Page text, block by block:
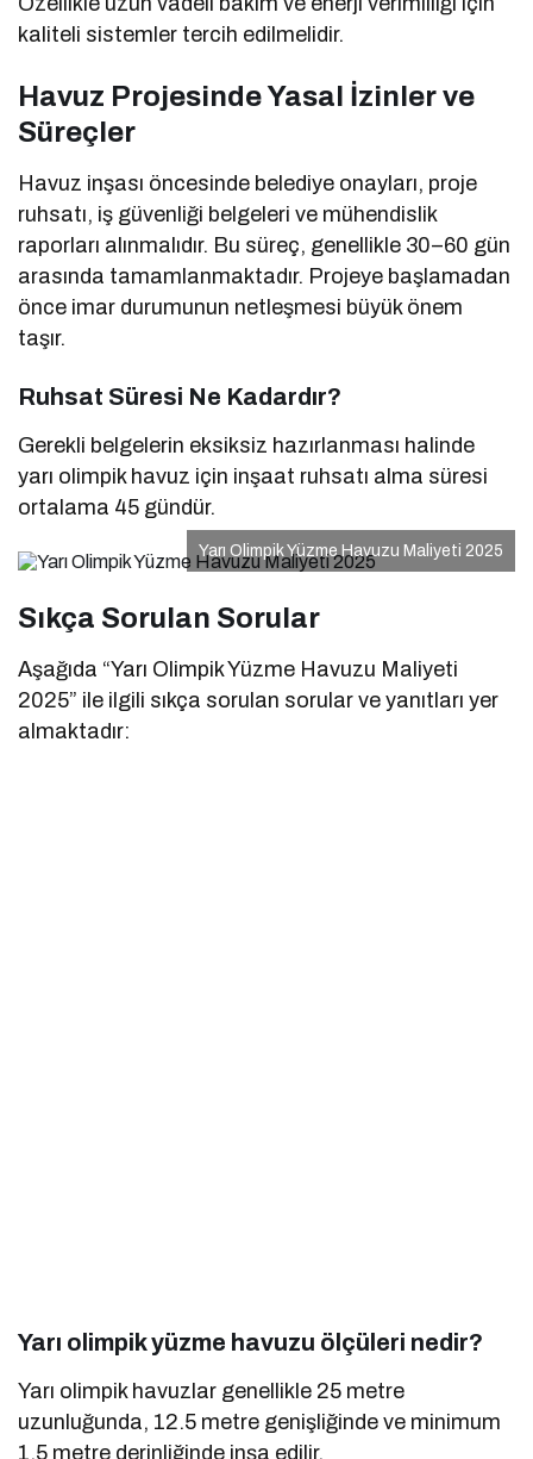
kaliteli sistemler tercih edilmelidir.
Havuz Projesinde Yasal İzinler ve
Süreçler
Havuz inşası öncesinde belediye onayları, proje
ruhsatı, iş güvenliği belgeleri ve mühendislik
raporları alınmalıdır. Bu süreç, genellikle 30–60 gün
arasında tamamlanmaktadır. Projeye başlamadan
önce imar durumunun netleşmesi büyük önem
taşır.
Ruhsat Süresi Ne Kadardır?
Gerekli belgelerin eksiksiz hazırlanması halinde
yarı olimpik havuz için inşaat ruhsatı alma süresi
ortalama 45 gündür.
Yarı Olimpik Yüzme Havuzu Maliyeti 2025
Sıkça Sorulan Sorular
Aşağıda “Yarı Olimpik Yüzme Havuzu Maliyeti
2025” ile ilgili sıkça sorulan sorular ve yanıtları yer
almaktadır:
Yarı olimpik yüzme havuzu ölçüleri nedir?
Yarı olimpik havuzlar genellikle 25 metre
uzunluğunda, 12.5 metre genişliğinde ve minimum
1.5 metre derinliğinde inşa edilir.